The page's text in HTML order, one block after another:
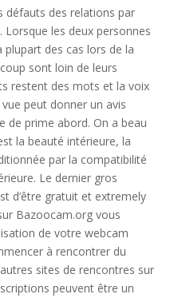
défauts des relations par
les deux personnes
des cas lors de la
sont loin de leurs
restent des mots et la voix
peut donner un avis
de prime abord. On a beau
la beauté intérieure, la
par la compatibilité
Le dernier gros
d’être gratuit et extremely
Bazoocam.org vous
de votre webcam
à rencontrer du
sites de rencontres sur
peuvent être un